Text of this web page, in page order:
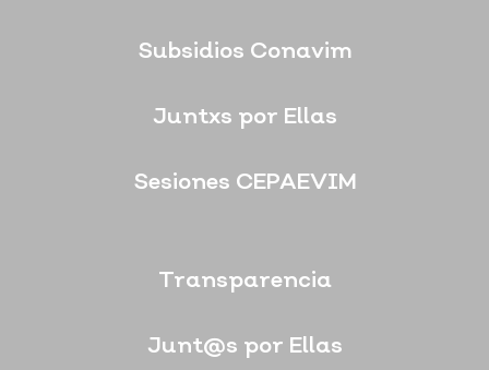
Subsidios Conavim
Juntxs por Ellas
Sesiones CEPAEVIM
Transparencia
Junt@s por Ellas